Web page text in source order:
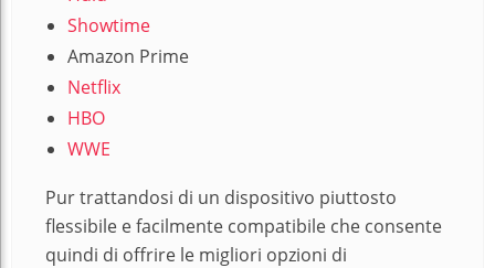
Showtime
Amazon Prime
Netflix
HBO
WWE
Pur trattandosi di un dispositivo piuttosto
flessibile e facilmente compatibile che consente
quindi di offrire le migliori opzioni di